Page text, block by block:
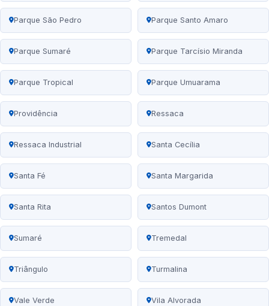
Parque São Pedro Parque Santo Amaro
Parque Sumaré Parque Tarcísio Miranda
Parque Tropical Parque Umuarama
Providência Ressaca
Ressaca Industrial Santa Cecília
Santa Fé Santa Margarida
Santa Rita Santos Dumont
Sumaré Tremedal
Triângulo Turmalina
Vale Verde Vila Alvorada